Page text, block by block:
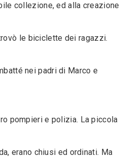
collezione, ed alla creazione
le biciclette dei ragazzi.
nei padri di Marco e
pompieri e polizia. La piccola
erano chiusi ed ordinati. Ma